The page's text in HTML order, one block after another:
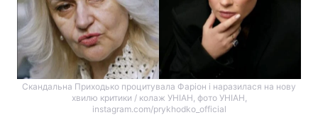
Скандальна Приходько процитувала Фаріон і наразилася на нову
хвилю критики / колаж УНІАН, фото УНІАН,
instagram.com/prykhodko_official